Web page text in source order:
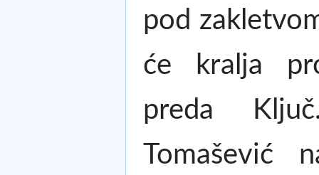
pod
će kralja
preda
Tomašević